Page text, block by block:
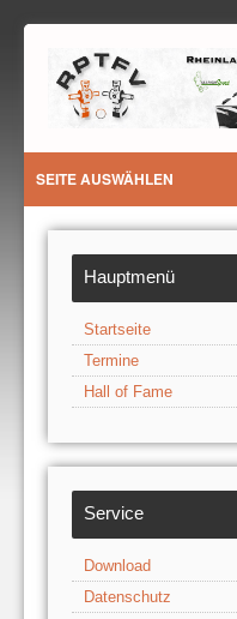
Hauptmenü
Startseite
Termine
Hall of Fame
Service
Download
Datenschutz